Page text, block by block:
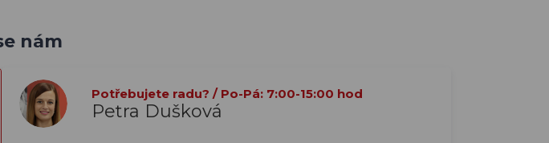
nám
Potřebujete radu? / Po-Pá: 7:00-15:00 hod
Petra Dušková